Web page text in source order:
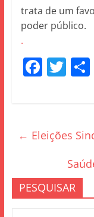
trata de um
poder público.
.
F
b
o
k
T S
← Eleições
PESQUISAR